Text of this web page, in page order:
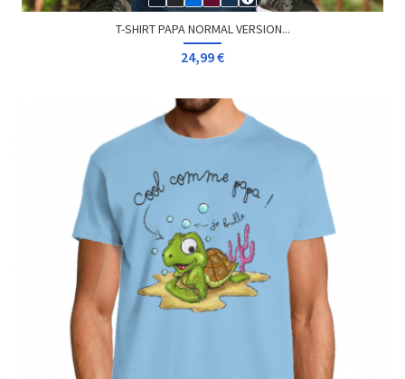
T-SHIRT PAPA NORMAL VERSION...
24,99 €